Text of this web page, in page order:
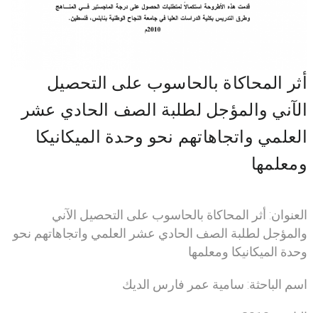
أثر المحاكاة بالحاسوب على التحصيل
الآني والمؤجل لطلبة الصف الحادي عشر
العلمي واتجاهاتهم نحو وحدة الميكانيكا
ومعلمها
العنوان: أثر المحاكاة بالحاسوب على التحصيل الآني
والمؤجل لطلبة الصف الحادي عشر العلمي واتجاهاتهم نحو
وحدة الميكانيكا ومعلمها
اسم الباحثة: سامية عمر فارس الديك